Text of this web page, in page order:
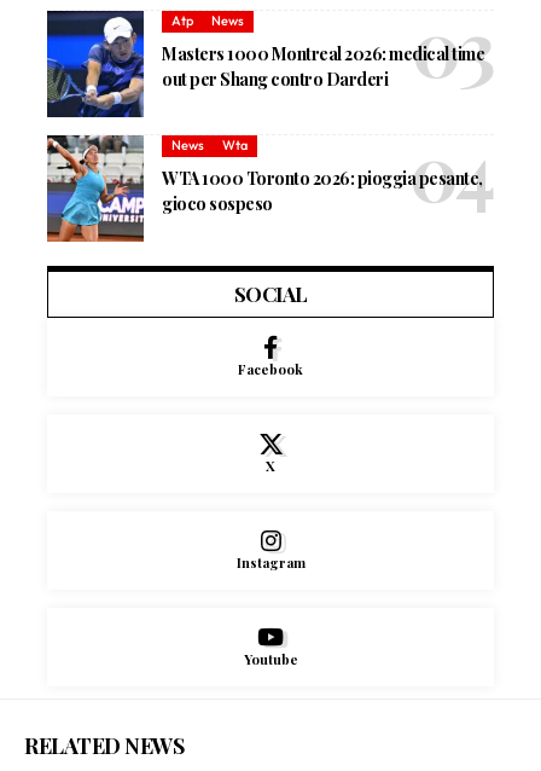
Atp News
Masters 1000 Montreal 2026: medical time
out per Shang contro Darderi
News Wta
WTA 1000 Toronto 2026: pioggia pesante,
gioco sospeso
SOCIAL
Facebook
X
Instagram
Youtube
RELATED NEWS